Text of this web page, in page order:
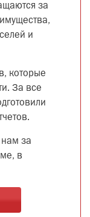
за
и
которые
За все
нам за
в